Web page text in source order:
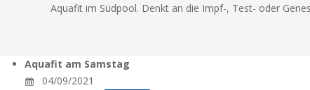
Aquafit im Südpool. Denkt an die Impf-, Test- oder
Aquafit am Samstag
04/09/2021